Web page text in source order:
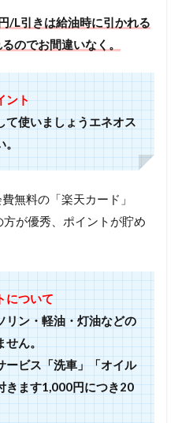
/L引きは給油時に引かれる
のでお間違いなく。
ント
て使いましょうエネオス
。
無料の「楽天カード」
が優秀、ポイントが貯め
について
リン・軽油・灯油などの
せん。
ービス「洗車」「オイル
きます1,000円につき20